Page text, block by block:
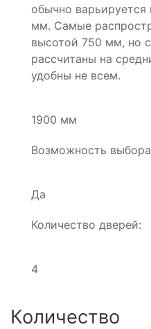
обычно
мм. Самые
высотой 750 мм, но
рассчитаны на
удобны не всем.
1900 мм
Возможность
Да
Количество дверей:
4
Количество